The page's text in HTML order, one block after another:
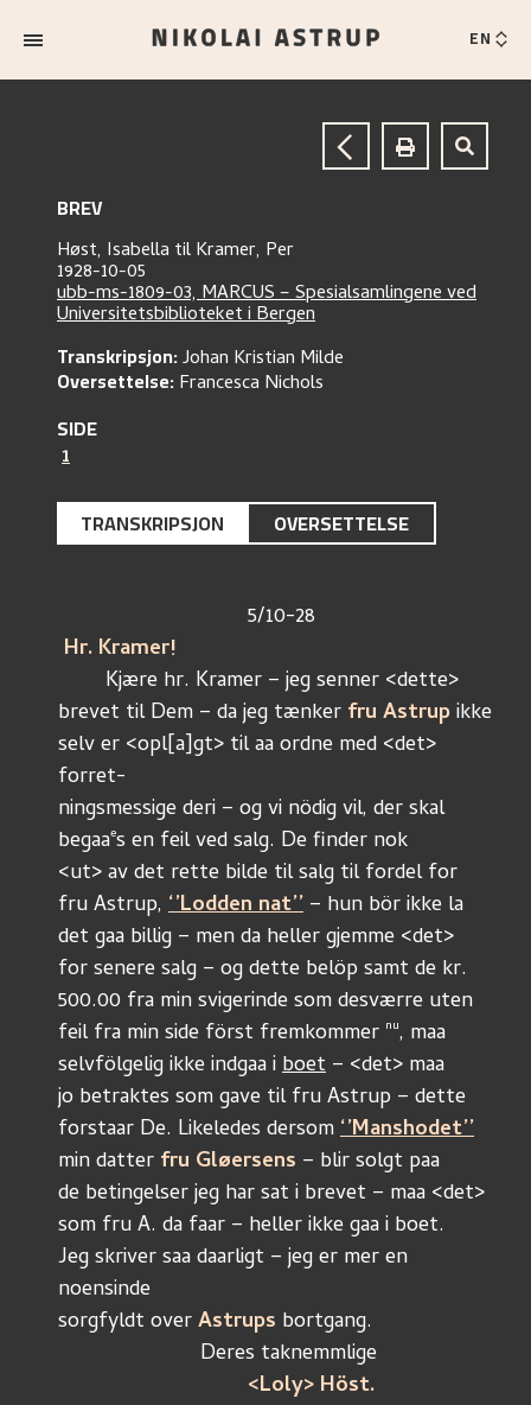
EN
BREV
Høst, Isabella tilKramer, Per
1928-10-05
ubb-ms-1809-03, MARCUS – Spesialsamlingene ved
Universitetsbiblioteket i Bergen
Transkripsjon:Johan Kristian Milde
Oversettelse:Francesca Nichols
SIDE
1
TRANSKRIPSJON OVERSETTELSE
				5/10-28
Hr. Kramer!
	Kjære hr. Kramer – jeg senner <dette>
brevet til Dem – da jeg tænker fru Astrup ikke
selv er <opl[a]gt> til aa ordne med <det>
forret-
ningsmessige deri – og vi nödig vil, der skal
begaaes en feil ved salg. De finder nok
<ut> av det rette bilde til salg til fordel for
fru Astrup, ‘’Lodden nat’’ – hun bör ikke la
det gaa billig – men da heller gjemme <det>
for senere salg – og dette belöp samt de kr.
500.00 fra min svigerinde som desværre uten
feil fra min side först fremkommer nu, maa
selvfölgelig ikke indgaa i boet – <det> maa
jo betraktes som gave til fru Astrup – dette
forstaar De. Likeledes dersom ‘’Manshodet’’
min datter fru Gløersens – blir solgt paa
de betingelser jeg har sat i brevet – maa <det>
som fru A. da faar – heller ikke gaa i boet.
Jeg skriver saa daarligt – jeg er mer en
noensinde
sorgfyldt over Astrups bortgang.
			Deres taknemmlige
<Loly> Höst.